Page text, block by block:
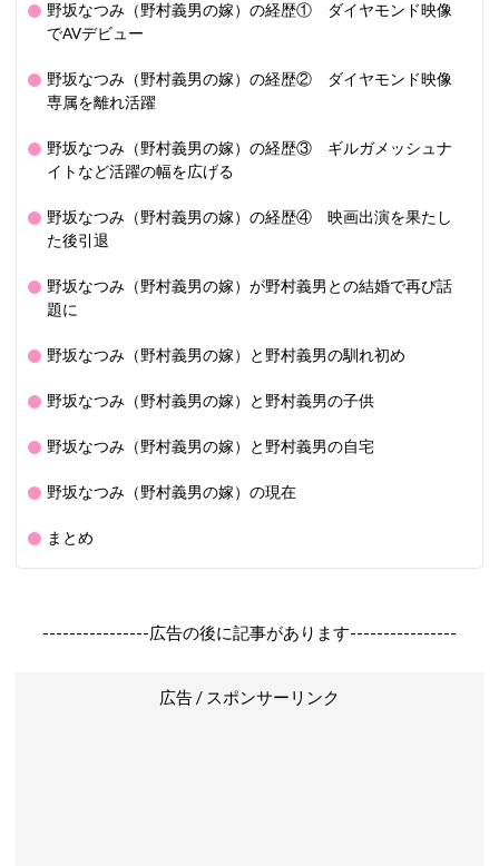
野坂なつみ（野村義男の嫁）の経歴① ダイヤモンド映像
でAVデビュー
野坂なつみ（野村義男の嫁）の経歴② ダイヤモンド映像
専属を離れ活躍
野坂なつみ（野村義男の嫁）の経歴③ ギルガメッシュナ
イトなど活躍の幅を広げる
野坂なつみ（野村義男の嫁）の経歴④ 映画出演を果たし
た後引退
野坂なつみ（野村義男の嫁）が野村義男との結婚で再び話
題に
野坂なつみ（野村義男の嫁）と野村義男の馴れ初め
野坂なつみ（野村義男の嫁）と野村義男の子供
野坂なつみ（野村義男の嫁）と野村義男の自宅
野坂なつみ（野村義男の嫁）の現在
まとめ
----------------広告の後に記事があります----------------
広告 / スポンサーリンク